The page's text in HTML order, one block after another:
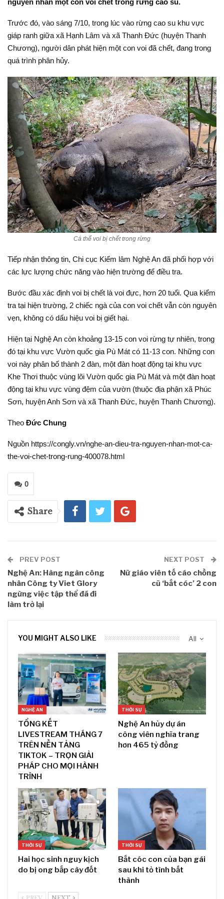
nguyên nhân một con voi chết trong rừng cao su.
Trước đó, vào sáng 7/10, trong lúc vào rừng cao su khu vực
giáp ranh giữa xã Hạnh Lâm và xã Thanh Đức (huyện Thanh
Chương), người dân phát hiện một con voi đã chết, đang trong
quá trình phân hủy.
Cá thể voi bị chết trong rừng
Tiếp nhận thông tin, Chi cục Kiểm lâm Nghệ An đã phối hợp với
các lực lượng chức năng vào hiện trường để điều tra.
Bước đầu xác định voi bị chết là voi đực, hơn 20 tuổi. Qua kiểm
tra tại hiện trường, 2 chiếc ngà của con voi chết vẫn còn nguyên
vẹn, không có dấu hiệu voi bị giết hại.
Hiện tại Nghệ An còn khoảng 13-15 con voi rừng tự nhiên, trong
đó tại khu vực Vườn quốc gia Pù Mát có 11-13 con. Những con
voi này phân bố thành 2 đàn, một đàn hoạt động tại khu vực
Khe Thơi thuộc vùng lõi Vườn quốc gia Pù Mát và một đàn hoạt
động tại khu vực vùng đệm của vườn (thuộc địa phận xã Phúc
Sơn, huyện Anh Sơn và xã Thanh Đức, huyện Thanh Chương).
Theo Đức Chung
Nguồn https://congly.vn/nghe-an-dieu-tra-nguyen-nhan-mot-ca-
the-voi-chet-trong-rung-400078.html
0
Share
PREV POST
Nghệ An: Hàng ngàn công
nhân Công ty Viet Glory
ngừng việc tập thể đã đi
làm trở lại
NEXT POST
Nữ giáo viên tố cáo chồng
cũ ‘bắt cóc’ 2 con
All
YOU MIGHT ALSO LIKE
NGHỆ AN
TỔNG KẾT
LIVESTREAM THÁNG 7
TRÊN NỀN TẢNG
TIKTOK – TRỌN GIẢI
PHÁP CHO MỌI HÀNH
TRÌNH
THỜI SỰ
Nghệ An hủy dự án
công viên nghĩa trang
hơn 465 tỷ đồng
THỜI SỰ
Hai học sinh nguy kịch
do bị ong bắp cày đốt
THỜI SỰ
Bắt cóc con của bạn gái
sau khi tỏ tình bất
thành